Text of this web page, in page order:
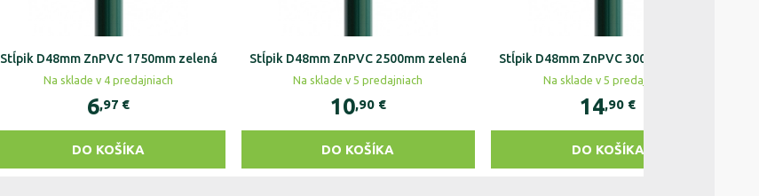
Stĺpik D48mm ZnPVC 1750mm zelená
Na sklade v 4 predajniach
6,97 €
DO KOŠÍKA
Stĺpik D48mm ZnPVC 2500mm zelená
Na sklade v 5 predajniach
10,90 €
DO KOŠÍKA
Stĺpik D48mm ZnPVC 3000mm zelená
Na sklade v 5 predajniach
14,90 €
DO KOŠÍKA